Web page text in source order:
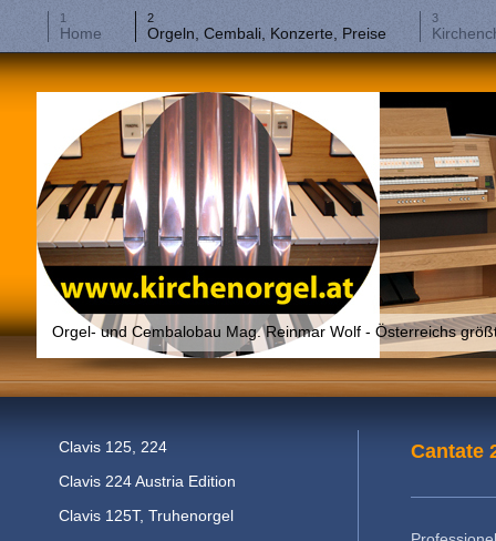
Home Orgeln, Cembali, Konzerte, Preise
Orgel- und Cembalobau Mag. Reinmar Wolf - Österreichs
Cantate
Clavis 125, 224
Clavis 224 Austria Edition
Clavis 125T, Truhenorgel